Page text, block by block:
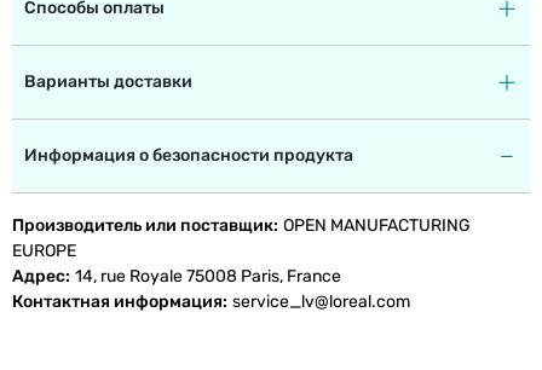
Способы оплаты
Варианты доставки
Информация о безопасности продукта
Производитель или поставщик OPEN MANUFACTURING
EUROPE
Адрес 14, rue Royale 75008 Paris, France
Контактная информация service_lv@loreal.com